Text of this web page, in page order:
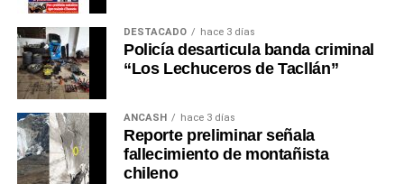
DESTACADO hace 3 días
Policía desarticula banda criminal
“Los Lechuceros de Tacllán”
ANCASH hace 3 días
Reporte preliminar señala
fallecimiento de montañista
chileno